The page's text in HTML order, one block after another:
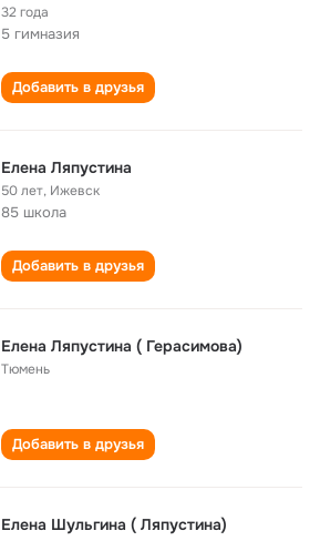
32 года
5 гимназия
Добавить в друзья
Елена Ляпустина
50 лет, Ижевск
85 школа
Добавить в друзья
Елена Ляпустина ( Герасимова)
Тюмень
Добавить в друзья
Елена Шульгина ( Ляпустина)